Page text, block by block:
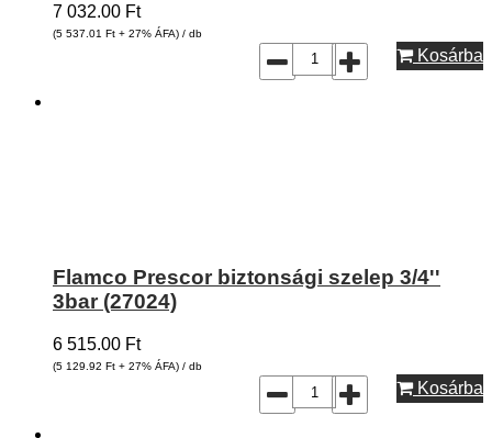
7 032.00 Ft
(5 537.01 Ft + 27% ÁFA) / db
Kosárba
Flamco Prescor biztonsági szelep 3/4''
3bar (27024)
6 515.00 Ft
(5 129.92 Ft + 27% ÁFA) / db
Kosárba